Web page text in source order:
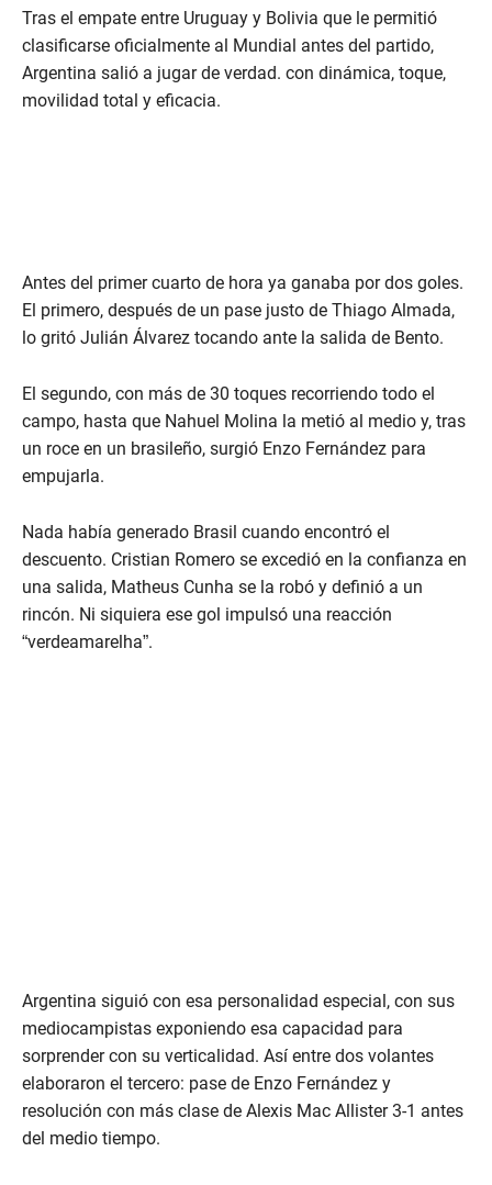
Tras el empate entre Uruguay y Bolivia que le permitió
clasificarse oficialmente al Mundial antes del partido,
Argentina salió a jugar de verdad. con dinámica, toque,
movilidad total y eficacia.
Antes del primer cuarto de hora ya ganaba por dos goles.
El primero, después de un pase justo de Thiago Almada,
lo gritó Julián Álvarez tocando ante la salida de Bento.
El segundo, con más de 30 toques recorriendo todo el
campo, hasta que Nahuel Molina la metió al medio y, tras
un roce en un brasileño, surgió Enzo Fernández para
empujarla.
Nada había generado Brasil cuando encontró el
descuento. Cristian Romero se excedió en la confianza en
una salida, Matheus Cunha se la robó y definió a un
rincón. Ni siquiera ese gol impulsó una reacción
“verdeamarelha”.
Argentina siguió con esa personalidad especial, con sus
mediocampistas exponiendo esa capacidad para
sorprender con su verticalidad. Así entre dos volantes
elaboraron el tercero: pase de Enzo Fernández y
resolución con más clase de Alexis Mac Allister 3-1 antes
del medio tiempo.